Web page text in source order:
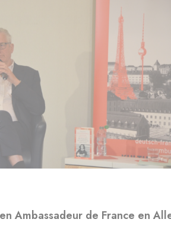
Ambassadeur de France en